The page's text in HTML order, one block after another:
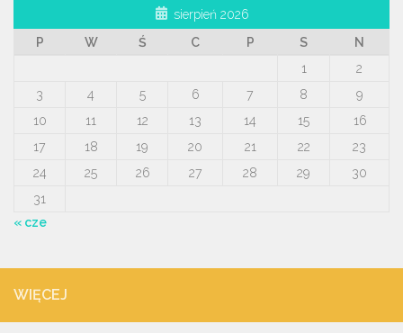
sierpień 2026
P
W Ś C P S
N
1
2
3
4 5 6 7 8
9
10
11 12 13 14 15
16
17
18 19 20 21 22
23
24
25 26 27 28 29
30
31
« cze
WIĘCEJ